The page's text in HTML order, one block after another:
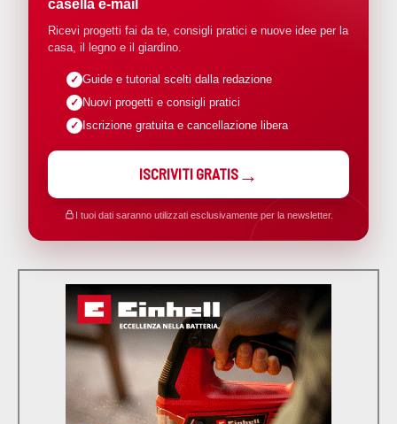
casella e-mail
Ricevi progetti fai da te, consigli pratici e nuove idee per la
casa, il legno e il giardino.
Guide e tutorial scelti dalla redazione
Nuovi progetti e consigli pratici
Iscrizione gratuita e cancellazione libera
ISCRIVITI GRATIS
I tuoi dati saranno utilizzati esclusivamente per la newsletter.